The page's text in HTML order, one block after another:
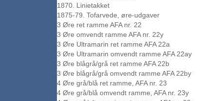
1870. Linietakket
1875-79. Tofarvede, øre-udgaver
3 Øre ret ramme AFA nr. 22
3 Øre omvendt ramme AFA nr. 22y
3 Øre Ultramarin ret ramme AFA 22a
3 Øre Ultramarin omvendt ramme AFA 22ay
3 Øre blågrå/grå ret ramme AFA 22b
3 Øre blågrå/grå omvendt ramme AFA 22by
4 Øre grå/blå ret ramme, AFA nr. 23
4 Øre grå/blå omvendt ramme, AFA nr. 23y